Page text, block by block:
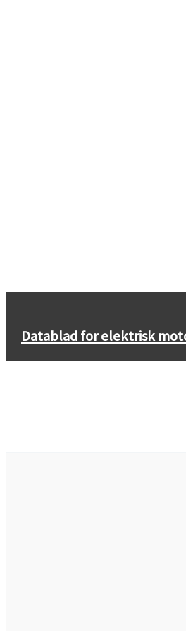
Datablad for elektrisk
Datablad for elektrisk